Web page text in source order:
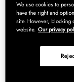
We use cookies to
have the right and
site. However, blocking
website. Our privacy